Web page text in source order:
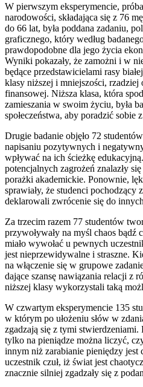
W pierwszym eksperymencie,
narodowości, składająca się z 76
do 66 lat, była poddana zadaniu,
graficznego, który według
prawdopodobne dla jego życia
Wyniki pokazały, że zamożni i w
będące przedstawicielami rasy
klasy niższej i mniejszości,
finansowej. Niższa klasa, która
zamieszania w swoim życiu, była
społeczeństwa, aby poradzić sobie
Drugie badanie objęło 72
napisaniu pozytywnych i
wpływać na ich ścieżkę
potencjalnych zagrożeń znalazły
porażki akademickie. Ponownie,
sprawiały, że studenci pochodzący
deklarowali zwrócenie się do
Za trzecim razem 77 studentów
przywoływały na myśl chaos bądź
miało wywołać u pewnych
jest nieprzewidywalne i straszne.
na włączenie się w grupowe
dające szansę nawiązania relacji z
niższej klasy wykorzystali taką
W czwartym eksperymencie 135
w którym po ułożeniu słów w
zgadzają się z tymi stwierdzeniami.
tylko na pieniądze można liczyć,
innym niż zarabianie pieniędzy jest
uczestnik czuł, iż świat jest
znacznie silniej zgadzały się z